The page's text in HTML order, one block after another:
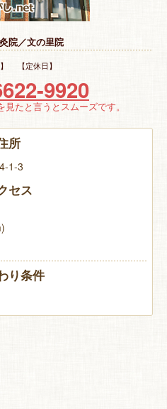
集
解決！
院／文の里院
】 【定休日】
9920
見たと言うとスムーズです。
所
1-3
セス
り条件